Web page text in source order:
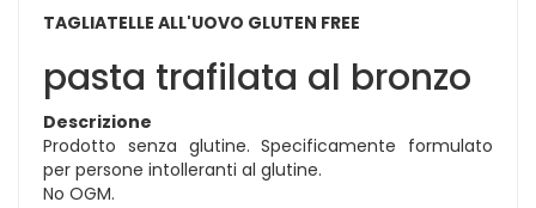
TAGLIATELLE ALL'UOVO GLUTEN FREE
pasta trafilata al bronzo
Descrizione
Prodotto senza glutine. Specificamente formulato
per persone intolleranti al glutine.
No OGM.